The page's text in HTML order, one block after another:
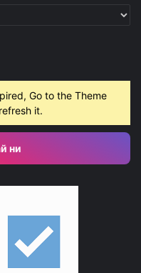
Go to the Theme
it.
ни